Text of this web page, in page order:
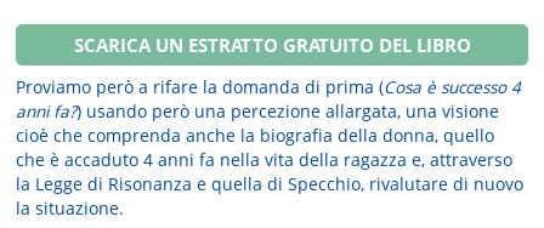
SCARICA UN ESTRATTO GRATUITO DEL LIBRO
Proviamo però a rifare la domanda di prima (Cosa è successo 4
anni fa?) usando però una percezione allargata, una visione
cioè che comprenda anche la biografia della donna, quello
che è accaduto 4 anni fa nella vita della ragazza e, attraverso
la Legge di Risonanza e quella di Specchio, rivalutare di nuovo
la situazione.